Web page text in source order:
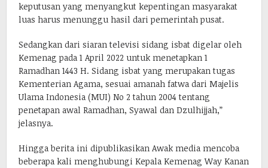
keputusan yang menyangkut kepentingan masyarakat
luas harus menunggu hasil dari pemerintah pusat.
Sedangkan dari siaran televisi sidang isbat digelar oleh
Kemenag pada 1 April 2022 untuk menetapkan 1
Ramadhan 1443 H. Sidang isbat yang merupakan tugas
Kementerian Agama, sesuai amanah fatwa dari Majelis
Ulama Indonesia (MUI) No 2 tahun 2004 tentang
penetapan awal Ramadhan, Syawal dan Dzulhijjah,”
jelasnya.
Hingga berita ini dipublikasikan Awak media mencoba
beberapa kali menghubungi Kepala Kemenag Way Kanan